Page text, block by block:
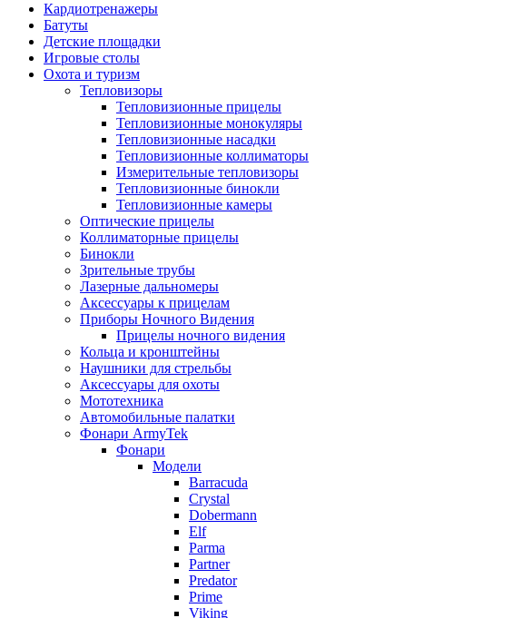
Кардиотренажеры
Батуты
Детские площадки
Игровые столы
Охота и туризм
Тепловизоры
Тепловизионные прицелы
Тепловизионные монокуляры
Тепловизионные насадки
Тепловизионные коллиматоры
Измерительные тепловизоры
Тепловизионные бинокли
Тепловизионные камеры
Оптические прицелы
Коллиматорные прицелы
Бинокли
Зрительные трубы
Лазерные дальномеры
Аксессуары к прицелам
Приборы Ночного Видения
Прицелы ночного видения
Кольца и кронштейны
Наушники для стрельбы
Аксессуары для охоты
Мототехника
Автомобильные палатки
Фонари ArmyTek
Фонари
Модели
Barracuda
Crystal
Dobermann
Elf
Parma
Partner
Predator
Prime
Viking